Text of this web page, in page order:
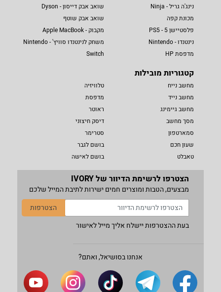
נינג'ה גריל - Ninja
מכונת קפה
פלסטיישן 5 - PS5
נינטנדו - Nintendo
מדפסת HP
שואב אבק דייסון - Dyson
שואב אבק שוטף
מקבוק - Apple MacBook
משחק לנינטנדו סוויץ' - Nintendo
Switch
קטגוריות מובילות
מחשב נייח
מחשב נייד
מחשב גיימינג
מסך מחשב
סמארטפון
שעון חכם
טאבלט
טלוויזיה
מדפסת
ראוטר
דיסק חיצוני
סטרימר
בושם לגבר
בושם לאישה
הצטרפו לרשימת הדיוור של IVORY
מבצעים, הטבות ומוצרים חמים ישירות לתיבת המייל שלכם
הצטרפות
בעת ההצטרפות יישלח אליך מייל לאישור
אנחנו בסושיאל, ואתם?